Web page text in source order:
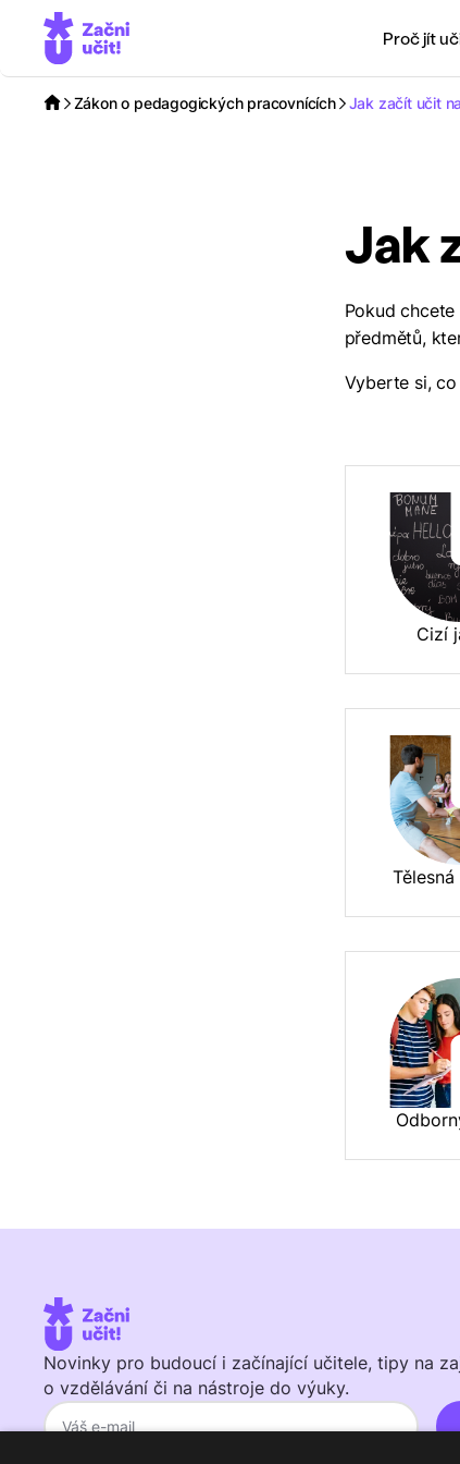
Proč jít
Zákon o pedagogických pracovnících Jak začít učit
Jak
Pokud
předmětů,
Vyberte si,
Cizí
Novinky pro budoucí i začínající učitele, tipy na
o vzdělávání či na nástroje do výuky.